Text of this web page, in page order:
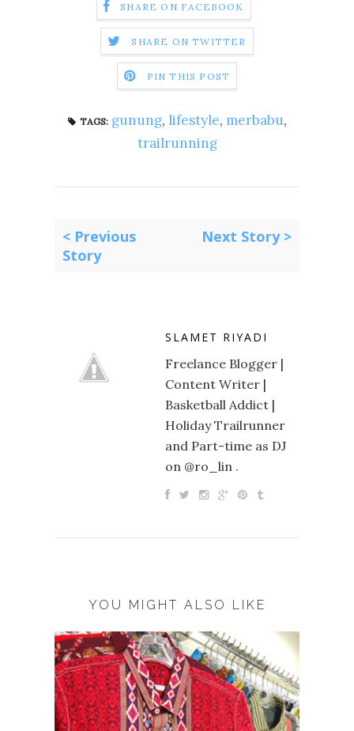
SHARE ON FACEBOOK
SHARE ON TWITTER
PIN THIS POST
TAGS: gunung, lifestyle, merbabu,
trailrunning
< Previous
Story
Next Story >
SLAMET RIYADI
Freelance Blogger |
Content Writer |
Basketball Addict |
Holiday Trailrunner
and Part-time as DJ
on @ro_lin .
YOU MIGHT ALSO LIKE